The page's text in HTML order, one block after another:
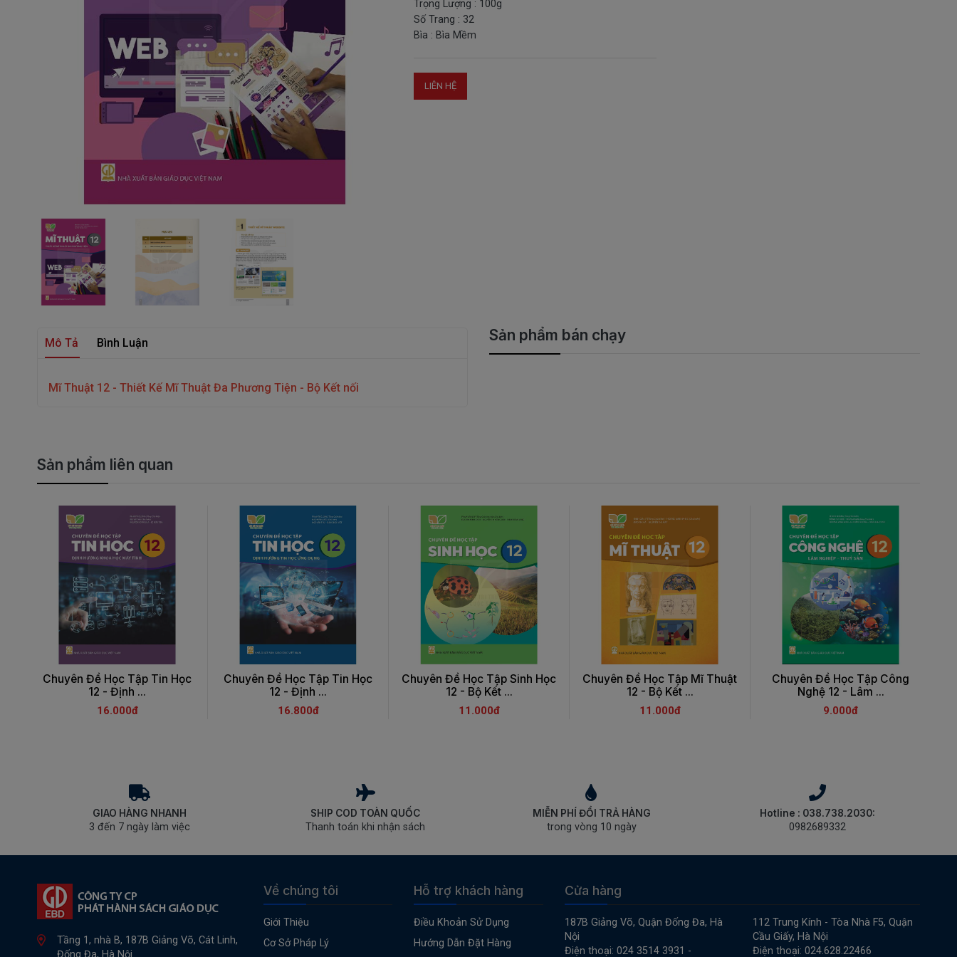
Trọng Lượng : 100g
Số Trang : 32
Bìa : Bìa Mềm
LIÊN HỆ
Mô Tả Bình Luận
Mĩ Thuật 12 - Thiết Kế Mĩ Thuật Đa Phương Tiện - Bộ Kết nối
Sản phẩm bán chạy
Sản phẩm liên quan
Chuyên Đề Học Tập Tin Học
12 - Định ...
16.000đ
Chuyên Đề Học Tập Tin Học
12 - Định ...
16.800đ
Chuyên Đề Học Tập Sinh Học
12 - Bộ Kết ...
11.000đ
Chuyên Đề Học Tập Mĩ Thuật
12 - Bộ Kết ...
11.000đ
Chuyên Đề Học Tập Công
Nghệ 12 - Lâm ...
9.000đ
GIAO HÀNG NHANH
3 đến 7 ngày làm việc
SHIP COD TOÀN QUỐC
Thanh toán khi nhận sách
MIỄN PHÍ ĐỔI TRẢ HÀNG
trong vòng 10 ngày
Hotline : 038.738.2030:
0982689332
Tầng 1, nhà B, 187B Giảng Võ, Cát Linh,
Về chúng tôi
Giới Thiệu
Cơ Sở Pháp Lý
Hỗ trợ khách hàng
Điều Khoản Sử Dụng
Hướng Dẫn Đặt Hàng
Cửa hàng
187B Giảng Võ, Quận Đống Đa, Hà
Nội
Điện thoại: 024 3514 3931 -
112 Trung Kính - Tòa Nhà F5, Quận
Cầu Giấy, Hà Nội
Điện thoại: 024.628.22466